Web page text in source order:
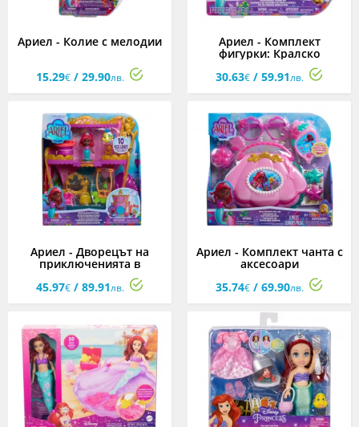
Ариел - Колие с мелодии
15.29€ / 29.90лв.
Ариел - Комплект
фигурки: Кралско
30.63€ / 59.91лв.
Ариел - Дворецът на
приключенията в
45.97€ / 89.91лв.
Ариел - Комплект чанта с
аксесоари
35.74€ / 69.90лв.